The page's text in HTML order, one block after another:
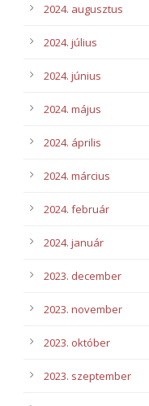
2024. augusztus
2024. július
2024. június
2024. május
2024. április
2024. március
2024. február
2024. január
2023. december
2023. november
2023. október
2023. szeptember